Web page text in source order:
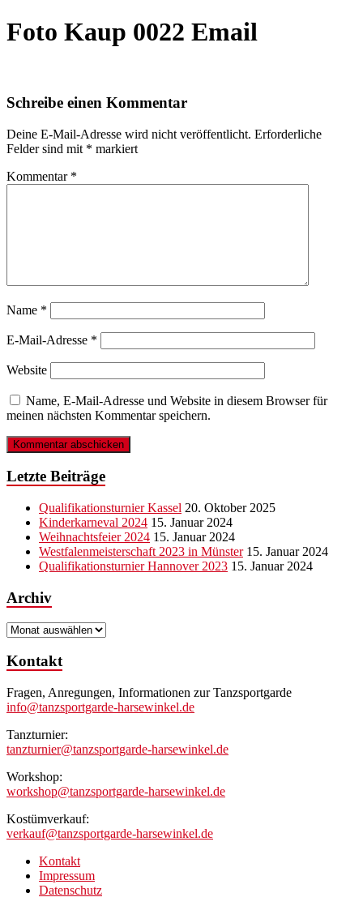
Foto Kaup 0022 Email
Schreibe einen Kommentar
Deine E-Mail-Adresse wird nicht veröffentlicht. Erforderliche
Felder sind mit * markiert
Kommentar *
Name *
E-Mail-Adresse *
Website
Name, E-Mail-Adresse und Website in diesem Browser für
meinen nächsten Kommentar speichern.
Letzte Beiträge
Qualifikationsturnier Kassel 20. Oktober 2025
Kinderkarneval 2024 15. Januar 2024
Weihnachtsfeier 2024 15. Januar 2024
Westfalenmeisterschaft 2023 in Münster 15. Januar 2024
Qualifikationsturnier Hannover 2023 15. Januar 2024
Archiv
Archiv
Kontakt
Fragen, Anregungen, Informationen zur Tanzsportgarde
info@tanzsportgarde-harsewinkel.de
Tanzturnier:
tanzturnier@tanzsportgarde-harsewinkel.de
Workshop:
workshop@tanzsportgarde-harsewinkel.de
Kostümverkauf:
verkauf@tanzsportgarde-harsewinkel.de
Kontakt
Impressum
Datenschutz